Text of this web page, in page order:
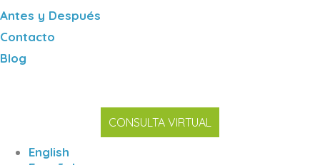
Antes y Después
Contacto
Blog
CONSULTA VIRTUAL
English